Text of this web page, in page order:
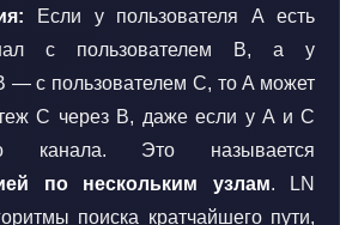
Если у пользователя A есть
с пользователем B, а у
— с пользователем C, то A может
C через B, даже если у A и C
канала. Это называется
по нескольким узлам. LN
поиска кратчайшего пути,